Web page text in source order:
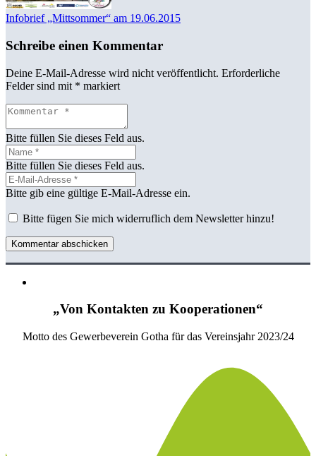
Infobrief „Mittsommer“ am 19.06.2015
Schreibe einen Kommentar
Deine E-Mail-Adresse wird nicht veröffentlicht. Erforderliche
Felder sind mit * markiert
Bitte füllen Sie dieses Feld aus.
Bitte füllen Sie dieses Feld aus.
Bitte gib eine gültige E-Mail-Adresse ein.
Bitte fügen Sie mich widerruflich dem Newsletter hinzu!
Kommentar abschicken
„Von Kontakten zu Kooperationen“
Motto des Gewerbeverein Gotha für das Vereinsjahr 2023/24